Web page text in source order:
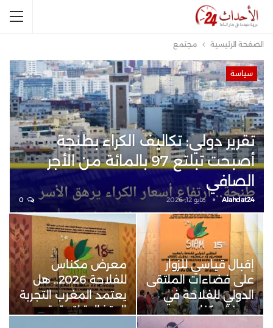
الصفحة الرئيسية مجتمع
سياسة
تقرير دولي: تكاليف الكراء بطنجة
أصبحت تبلتع 97 بالمائة من الأجر
الصافي
Alahdat24 مايو 12, 2026 0
إقبال قياسي للزوار
على فضاءات الملتقى
الدولي للفلاحة في
مدينة مكناس
معرض مكناس
للفلاحة 2026.. هل
يعتمد المغرب التجربة
البرتغالية لتحقيق…